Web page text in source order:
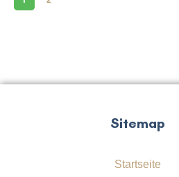
Sitemap
Startseite